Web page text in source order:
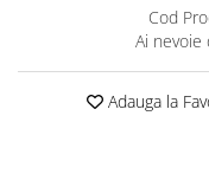
Cod
Ai nevoie
Adauga la